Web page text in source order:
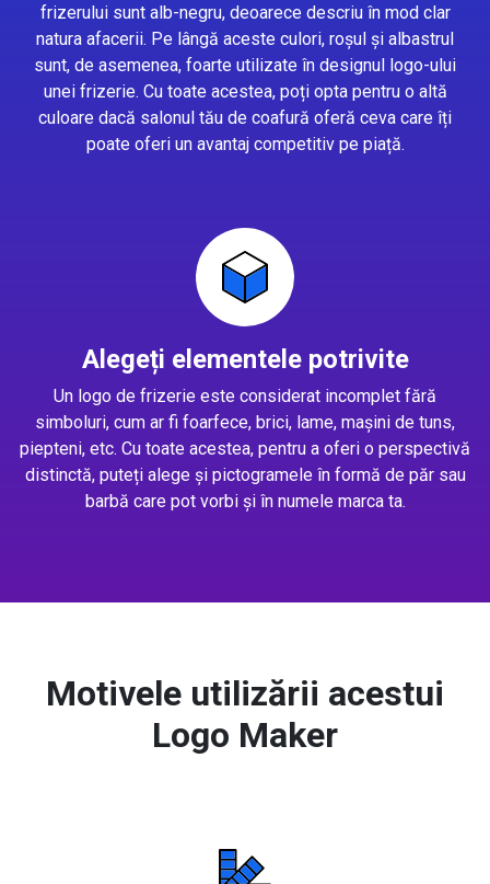
frizerului sunt alb-negru, deoarece descriu în mod clar
natura afacerii. Pe lângă aceste culori, roșul și albastrul
sunt, de asemenea, foarte utilizate în designul logo-ului
unei frizerie. Cu toate acestea, poți opta pentru o altă
culoare dacă salonul tău de coafură oferă ceva care îți
poate oferi un avantaj competitiv pe piață.
Alegeți elementele potrivite
Un logo de frizerie este considerat incomplet fără
simboluri, cum ar fi foarfece, brici, lame, mașini de tuns,
piepteni, etc. Cu toate acestea, pentru a oferi o perspectivă
distinctă, puteți alege și pictogramele în formă de păr sau
barbă care pot vorbi și în numele marca ta.
Motivele utilizării acestui
Logo Maker